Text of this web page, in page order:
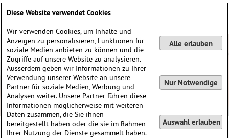
Jan Maegaard
Diese Website verwendet Cookies
Wir verwenden Cookies, um Inhalte und
Anzeigen zu personalisieren, Funktionen für
soziale Medien anbieten zu können und die
Zugriffe auf unsere Website zu analysieren.
Ausserdem geben wir Informationen zu Ihrer
Verwendung unserer Website an unsere
Partner für soziale Medien, Werbung und
Analysen weiter. Unsere Partner führen diese
Informationen möglicherweise mit weiteren
Daten zusammen, die Sie ihnen
bereitgestellt haben oder die sie im Rahmen
Ihrer Nutzung der Dienste gesammelt haben.
Alle erlauben
Nur Notwendige
Auswahl erlauben